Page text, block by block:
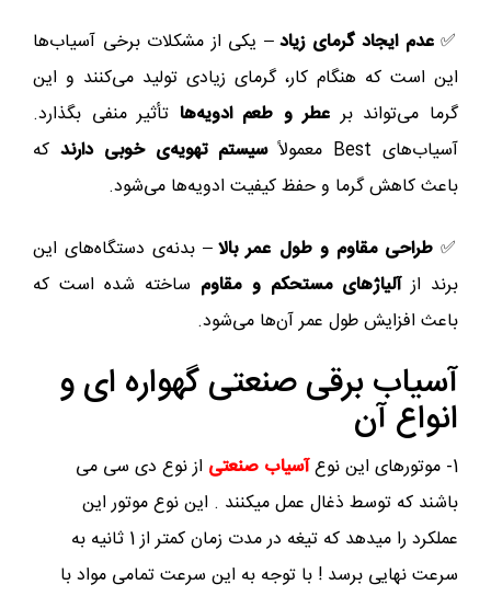
✅عدم ایجاد گرمای زیاد– یکی از مشکلات برخی آسیاب‌ها
این است که هنگام کار، گرمای زیادی تولید می‌کنند و این
گرما می‌تواند بر عطر و طعم ادویه‌ها تأثیر منفی بگذارد.
آسیاب‌های Best معمولاً
سیستم تهویه‌ی خوبی دارند که
باعث کاهش گرما و حفظ کیفیت ادویه‌ها می‌شود.
✅طراحی مقاوم و طول عمر بالا– بدنه‌ی دستگاه‌های این
برند ازآلیاژهای مستحکم و مقاوم ساخته شده است که
باعث افزایش طول عمر آن‌ها می‌شود.
آسیاب برقی صنعتی گهواره ای و
انواع آن
1- موتورهای این نوع آسیاب صنعتی از نوع دی سی می
باشند که توسط ذغال عمل میکنند . این نوع موتور این
عملکرد را میدهد که تیغه در مدت زمان کمتر از 1 ثانیه به
سرعت نهایی برسد ! با توجه به این سرعت تمامی مواد با